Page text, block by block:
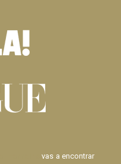
vas a encontrar